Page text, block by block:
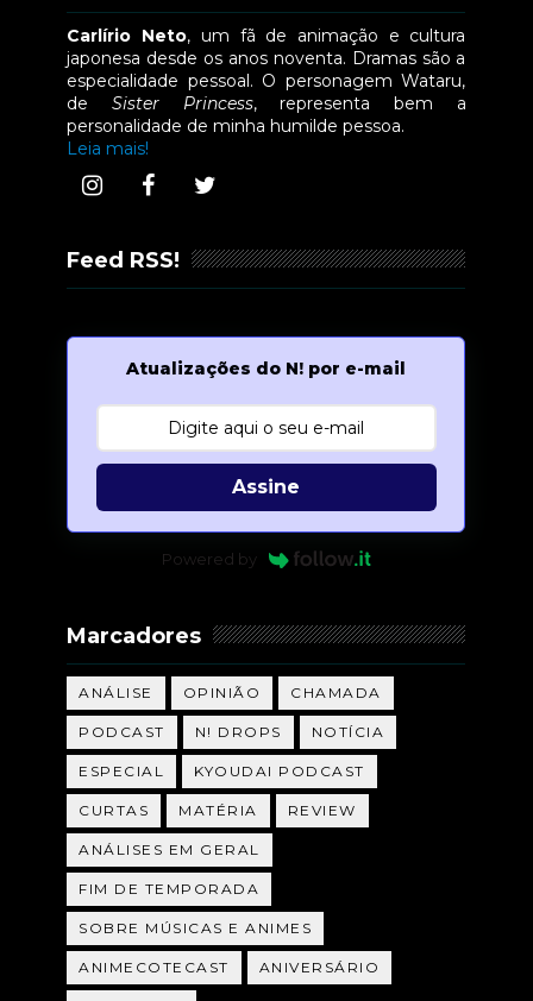
Carlírio Neto, um fã de animação e cultura
japonesa desde os anos noventa. Dramas são a
especialidade pessoal. O personagem Wataru,
deSister Princess, representa bem a
personalidade de minha humilde pessoa.
Leia mais!
Feed RSS!
Atualizações do N! por e-mail
Assine
Powered by
Marcadores
ANÁLISE OPINIÃO CHAMADA
PODCAST N! DROPS NOTÍCIA
ESPECIAL KYOUDAI PODCAST
CURTAS MATÉRIA REVIEW
ANÁLISES EM GERAL
FIM DE TEMPORADA
SOBRE MÚSICAS E ANIMES
ANIMECOTECAST ANIVERSÁRIO